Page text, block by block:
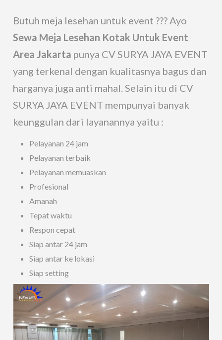
Butuh meja lesehan untuk event ??? Ayo
Sewa Meja Lesehan Kotak Untuk Event
Area Jakarta punya CV SURYA JAYA EVENT
yang terkenal dengan kualitasnya bagus dan
harganya juga anti mahal. Selain itu di CV
SURYA JAYA EVENT mempunyai banyak
keunggulan dari layanannya yaitu :
Pelayanan 24 jam
Pelayanan terbaik
Pelayanan memuaskan
Profesional
Amanah
Tepat waktu
Respon cepat
Siap antar 24 jam
Siap antar ke lokasi
Siap setting